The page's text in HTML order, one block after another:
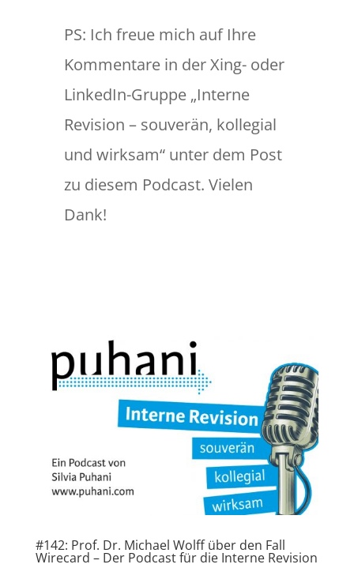
PS: Ich freue mich auf Ihre
Kommentare in der Xing- oder
LinkedIn-Gruppe „Interne
Revision – souverän, kollegial
und wirksam“ unter dem Post
zu diesem Podcast. Vielen
Dank!
#142: Prof. Dr. Michael Wolff über den Fall
Wirecard – Der Podcast für die Interne Revision